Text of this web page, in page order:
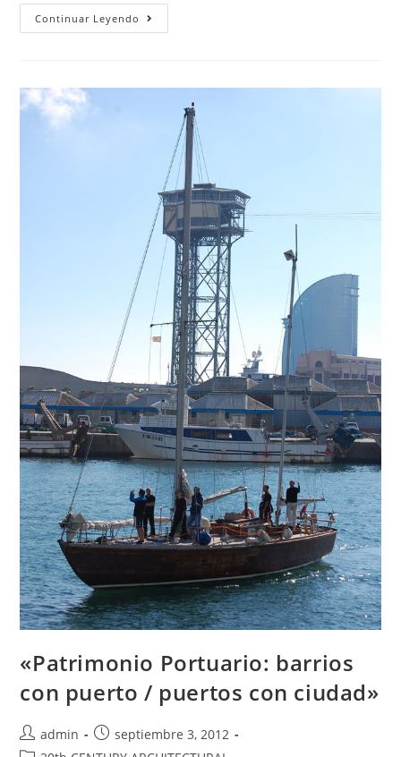
Continuar Leyendo
«Patrimonio Portuario: barrios
con puerto / puertos con ciudad»
admin
septiembre 3, 2012